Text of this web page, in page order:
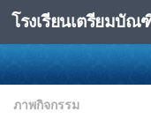
Skip to content
โรงเรียนเตรียมบัณ
ภาพกิจกรรม